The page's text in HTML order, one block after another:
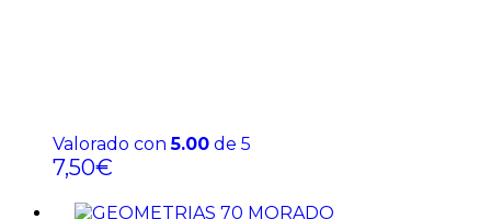
Valorado con5.00 de 5
7,50€